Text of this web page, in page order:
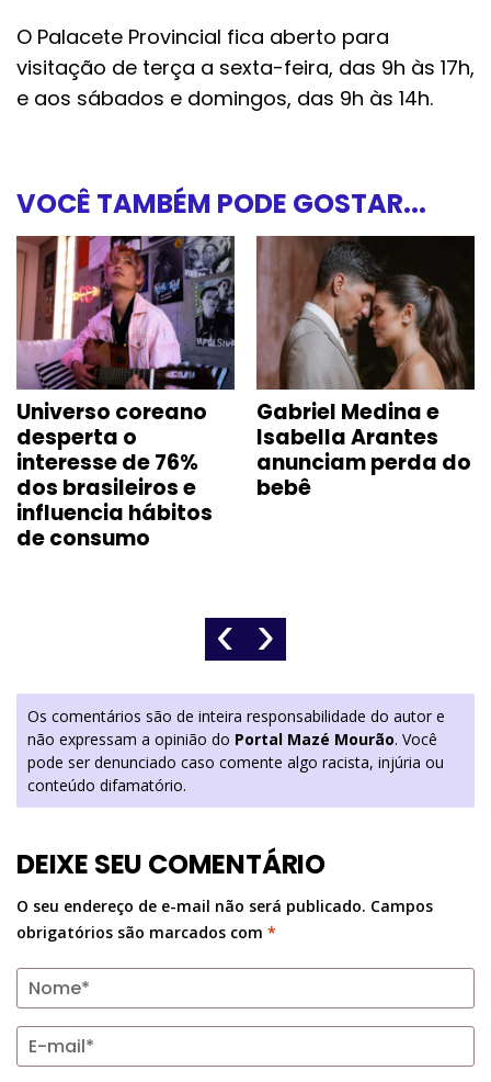
O Palacete Provincial fica aberto para
visitação de terça a sexta-feira, das 9h às 17h,
e aos sábados e domingos, das 9h às 14h.
VOCÊ TAMBÉM PODE GOSTAR...
Universo coreano
desperta o
interesse de 76%
dos brasileiros e
influencia hábitos
de consumo
Gabriel Medina e
Isabella Arantes
anunciam perda do
bebê
‹ ›
Os comentários são de inteira responsabilidade do autor e
não expressam a opinião do Portal Mazé Mourão. Você
pode ser denunciado caso comente algo racista, injúria ou
conteúdo difamatório.
DEIXE SEU COMENTÁRIO
O seu endereço de e-mail não será publicado. Campos
obrigatórios são marcados com *